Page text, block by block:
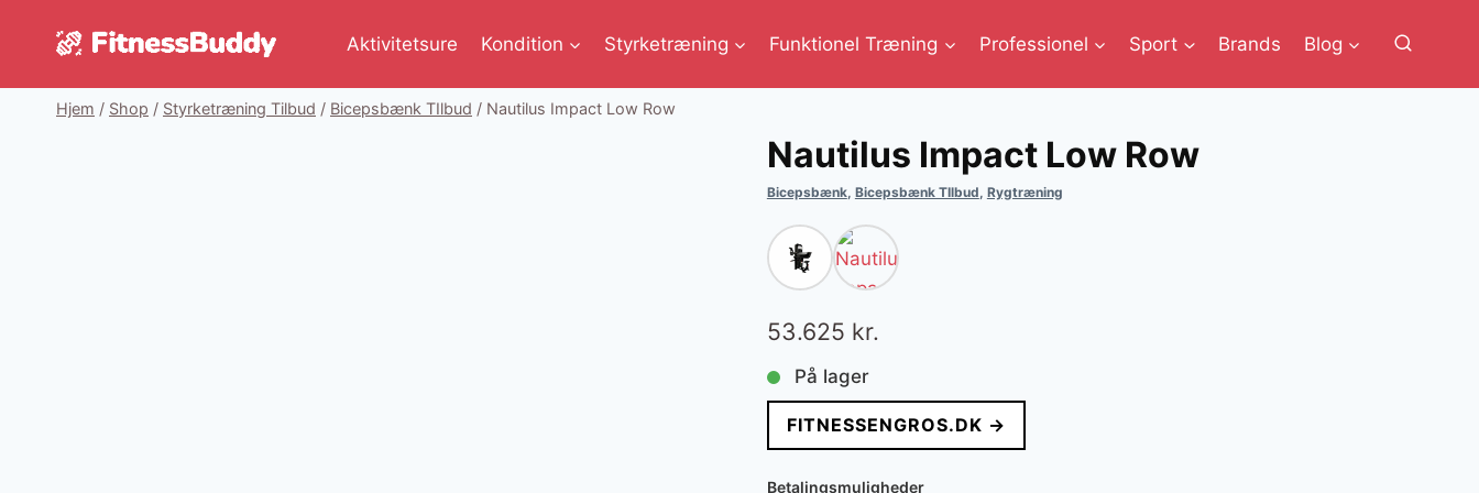
Aktivitetsure Kondition Styrketræning Funktionel Træning Professionel Sport Brands Blog
Hjem / Shop / Styrketræning Tilbud / Bicepsbænk TIlbud / Nautilus Impact Low Row
Nautilus Impact Low Row
Bicepsbænk, Bicepsbænk TIlbud, Rygtræning
53.625 kr.
På lager
FITNESSENGROS.DK →
Betalingsmuligheder